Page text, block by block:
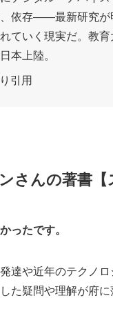
依存――最新研究が
ていく現実だ。教
本上陸。
引用
さんの著書
ったです。
達や近年のテクノ
た疑問や理解が府に